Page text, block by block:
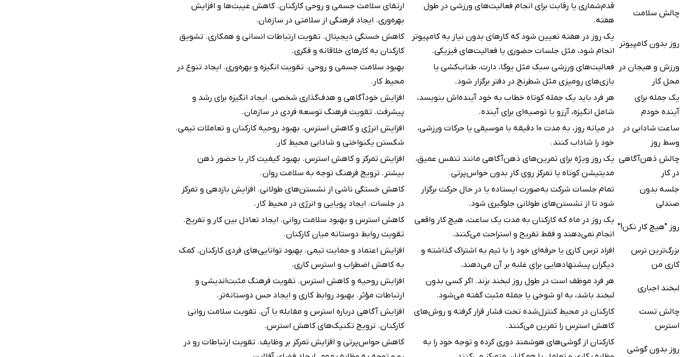
چالش سلامت
قدم‌شماری یا رقابت برای انجام فعالیت‌های ورزشی در طول
هفته.
ارتقای سلامت جسمی و روحی کارکنان. کاهش غیبت‌ها و افزایش
بهره‌وری. ایجاد فرهنگی از سلامتی در سازمان.
روز بدون کامپیوتر
یک روز در هفته تعیین شود که کارهای بدون نیاز به کامپیوتر
انجام شود، مثل جلسات حضوری یا فعالیت‌های فیزیکی.
کاهش خستگی دیجیتال. تقویت ارتباطات انسانی و همکاری. تشویق
کارکنان به کارهای خلاقانه و فکری.
ورزش و هیجان در
محل کار
فعالیت‌های ورزشی سبک مثل یوگا، دارت، طناب‌کشی یا
بازی‌های رومیزی مثل شطرنج در دفتر برگزار شود.
بهبود سلامت جسمی و روحی. تقویت انگیزه و بهره‌وری. ایجاد تنوع در
محیط کار.
یک جمله برای
آینده خودم
هر فرد باید یک جمله کوتاه خطاب به خود آینده‌اش بنویسد،
شامل انگیزه، آرزو یا توصیه‌ای برای آینده.
افزایش خودآگاهی و هدف‌گذاری شخصی. ایجاد انگیزه برای رشد و
پیشرفت. تقویت فرهنگ توسعه فردی در سازمان.
ساعت شادابی در
وسط روز
در میانه روز، به مدت ۱۰ دقیقه با موسیقی یا حرکات ورزشی،
خود را شاداب کنند.
افزایش انرژی و کاهش استرس. بهبود روحیه کارکنان و تعاملات تیمی.
شکستن یکنواختی و شادابی محیط کار.
چالش ذهن‌آگاهی
در کار
یک روز ویژه برای تمرین‌های ذهن‌آگاهی مانند تنفس عمیق،
مدیتیشن کوتاه یا تمرکز روی کار بدون حواس‌پرتی.
افزایش تمرکز و کاهش استرس. بهبود کیفیت کار با حضور ذهن
بیشتر. ترویج فرهنگ توجه به سلامت روان.
جلسه بدون
صندلی
تمام جلسات شرکت به‌صورت ایستاده یا در حال حرکت برگزار
شود تا از نشستن‌های طولانی جلوگیری شود.
کاهش خستگی ناشی از نشستن‌های طولانی. افزایش بازدهی و تمرکز
در جلسات. ایجاد پویایی و انرژی در محیط کار.
روز "هیچ کار نکن!"
یک روز در ماه که کارکنان به مدت یک ساعت، هیچ کار واقعی
انجام نمی‌دهند و فقط تفریح و استراحت می‌کنند.
کاهش استرس و بهبود سلامت روانی. ایجاد تعادل بین کار و تفریح.
تقویت روابط دوستانه میان کارکنان.
بزرگ‌ترین ترس
کاری من
افراد ترس کاری یا حرفه‌ای خود را با تیم به اشتراک گذاشته و
دیگران پیشنهادهایی برای غلبه بر آن می‌دهند.
افزایش اعتماد و حمایت تیمی. بهبود توانایی‌های فردی کارکنان. کمک
به کاهش اضطراب و استرس کاری.
لبخند اجباری
هر فرد موظف است در طول روز لبخند بزند. اگر کسی بدون
لبخند باشد، به او شوخی یا جمله مثبت گفته می‌شود.
افزایش روحیه و کاهش استرس. تقویت فرهنگ مثبت‌اندیشی و
ارتباطات مؤثر. بهبود روابط کاری و ایجاد حس دوستانه‌تر.
چالش تست
استرس
کارکنان در محیط کنترل‌شده تحت فشار قرار گرفته و روش‌های
کاهش استرس را تمرین می‌کنند.
افزایش آگاهی درباره استرس و مقابله با آن. تقویت سلامت روانی
کارکنان. ترویج تکنیک‌های کاهش استرس.
روز بدون گوشی
کارکنان از گوشی‌های هوشمند دوری کرده و توجه خود را به
کاهش حواس‌پرتی و افزایش تمرکز بر وظایف. تقویت ارتباطات رو در